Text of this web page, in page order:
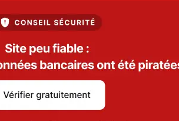
Signaler une arnaque
Blog